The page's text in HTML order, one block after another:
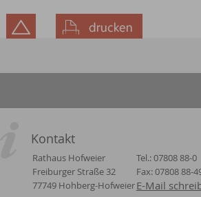
Kontakt
Rathaus Hofweier
Tel.: 07808 88-0
Freiburger Straße 32
Fax: 07808 88-
77749 Hohberg-HofweierE-Mail